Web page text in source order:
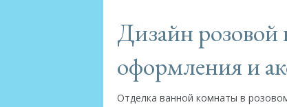
Дизайн
оформления и
Отделка ванной комнаты в